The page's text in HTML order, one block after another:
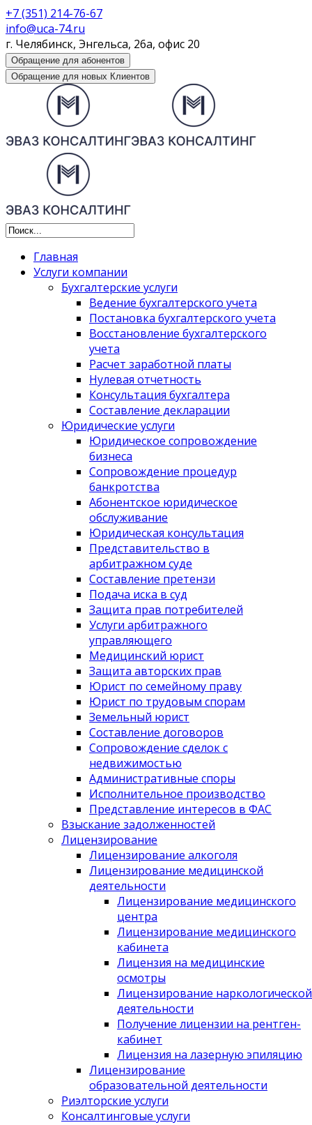
+7 (351) 214-76-67
info@uca-74.ru
г. Челябинск, Энгельса, 26а, офис 20
Обращение для абонентов
Обращение для новых Клиентов
Главная
Услуги компании
Бухгалтерские услуги
Ведение бухгалтерского учета
Постановка бухгалтерского учета
Восстановление бухгалтерского
учета
Расчет заработной платы
Нулевая отчетность
Консультация бухгалтера
Составление декларации
Юридические услуги
Юридическое сопровождение
бизнеса
Сопровождение процедур
банкротства
Абонентское юридическое
обслуживание
Юридическая консультация
Представительство в
арбитражном суде
Составление претензи
Подача иска в суд
Защита прав потребителей
Услуги арбитражного
управляющего
Медицинский юрист
Защита авторских прав
Юрист по семейному праву
Юрист по трудовым спорам
Земельный юрист
Составление договоров
Сопровождение сделок с
недвижимостью
Административные споры
Исполнительное производство
Представление интересов в ФАС
Взыскание задолженностей
Лицензирование
Лицензирование алкоголя
Лицензирование медицинской
деятельности
Лицензирование медицинского
центра
Лицензирование медицинского
кабинета
Лицензия на медицинские
осмотры
Лицензирование наркологической
деятельности
Получение лицензии на рентген-
кабинет
Лицензия на лазерную эпиляцию
Лицензирование
образовательной деятельности
Риэлторские услуги
Консалтинговые услуги